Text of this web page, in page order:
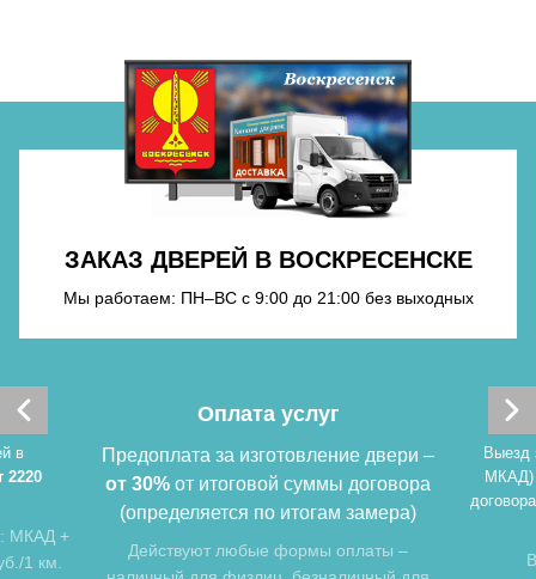
Хочу такую
Хочу такую
Хочу такую
Хочу такую
Хочу такую
ЗАКАЗ ДВЕРЕЙ В ВОСКРЕСЕНСКЕ
Мы работаем: ПН–ВС с 9:00 до 21:00 без выходных
в
2220
МКАД +
1 км.
Оплата услуг
Предоплата за изготовление двери –
от 30% от итоговой суммы договора
(определяется по итогам замера)
Действуют любые формы оплаты –
Выезд